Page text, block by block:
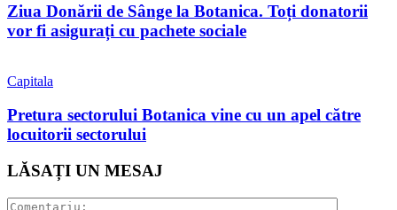
Ziua Donării de Sânge la Botanica. Toți donatorii
vor fi asigurați cu pachete sociale
Capitala
Pretura sectorului Botanica vine cu un apel către
locuitorii sectorului
LĂSAȚI UN MESAJ